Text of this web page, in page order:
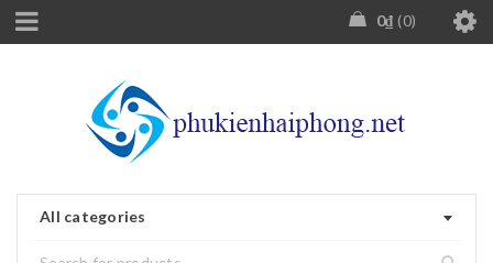
0₫ 0
All categories